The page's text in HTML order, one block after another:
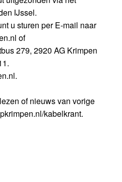
IJssel.
u sturen per E-mail naar
of
279, 2920 AG Krimpen
of nieuws van vorige
kabelkrant.